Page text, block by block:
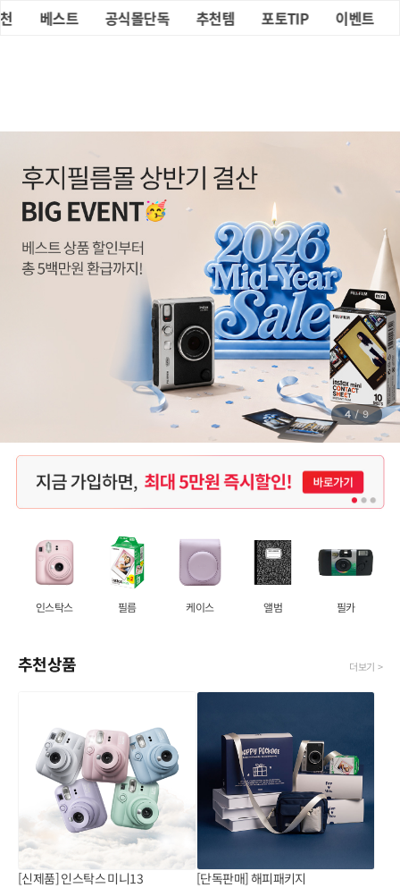
인스탁스 포토
관심상품
베스트 공식몰단독 추천템 포토TIP 이벤트
4/9
인스탁스 필름 케이스 앨범 필카
추천상품 더보기
[신제품] 인스탁스 미니13 [단독판매] 해피패키지